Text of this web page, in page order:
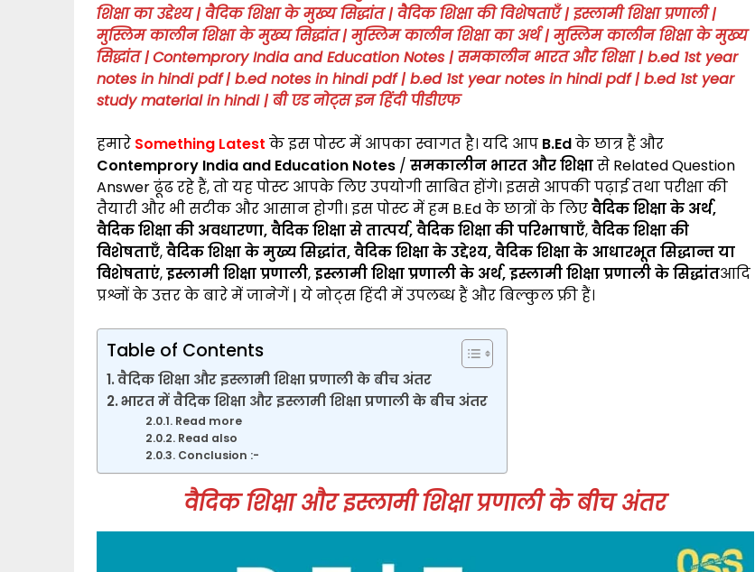
शिक्षा का उद्देश्य | वैदिक शिक्षा के मुख्य सिद्धांत | वैदिक शिक्षा की विशेषताएँ | इस्लामी शिक्षा प्रणाली|
मुस्लिम कालीन शिक्षा के मुख्य सिद्धांत| मुस्लिम कालीन शिक्षा का अर्थ| मुस्लिम कालीन शिक्षा के मुख्य
सिद्धांत|Contemprory India and Education Notes | समकालीन भारत और शिक्षा | b.ed 1st year
notes in hindi pdf| b.ed notes in hindi pdf | b.ed 1st year notes in hindi pdf | b.ed 1st year
study material in hindi | बी एड नोट्स इन हिंदी पीडीएफ
हमारे Something Latest के इस पोस्ट में आपका स्वागत है। यदि आप B.Edके छात्र हैं और
Contemprory India and Education Notes / समकालीन भारत और शिक्षासे Related Question
Answer ढूंढ रहे हैं, तो यह पोस्ट आपके लिए उपयोगी साबित होंगे। इससे आपकी पढ़ाई तथा परीक्षा की
तैयारी और भी सटीक और आसान होगी। इस पोस्ट में हम B.Ed के छात्रों के लिएवैदिक शिक्षा के अर्थ,
वैदिक शिक्षा की अवधारणा, वैदिक शिक्षा से तात्पर्य, वैदिक शिक्षा की परिभाषाएँ,वैदिक शिक्षा की
विशेषताएँ,वैदिक शिक्षा के मुख्य सिद्धांत, वैदिक शिक्षा के उद्देश्य, वैदिक शिक्षा के आधारभूत सिद्धान्त या
विशेषताएं,इस्लामी शिक्षा प्रणाली,इस्लामी शिक्षा प्रणाली के अर्थ, इस्लामी शिक्षा प्रणालीकेसिद्धांतआदि
प्रश्नों के उत्तर के बारे में जानेगें | ये नोट्स हिंदी में उपलब्ध हैं और बिल्कुल फ्री हैं।
Table of Contents
वैदिक शिक्षा और इस्लामी शिक्षा प्रणाली के बीच अंतर
भारत में वैदिक शिक्षा और इस्लामी शिक्षा प्रणाली के बीच अंतर
Read more
Read also
Conclusion :-
वैदिक शिक्षा और इस्लामी शिक्षा प्रणाली के बीच अंतर